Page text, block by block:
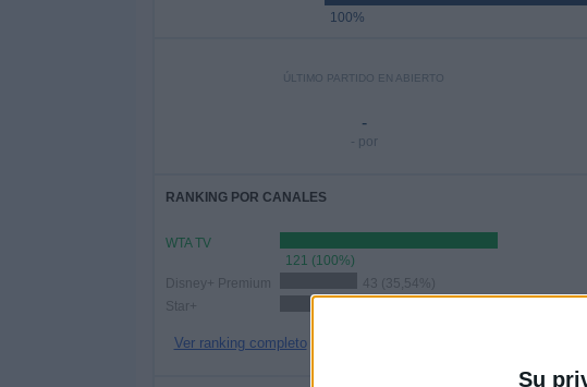
Su
100%
ÚLTIMO PARTIDO EN ABIERTO
-
- por
RANKING POR CANALES
WTA TV
121 (100%)
Disney+ Premium
43 (35,54%)
Star+
Ver ranking completo